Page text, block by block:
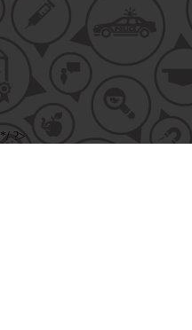
*/ ?>